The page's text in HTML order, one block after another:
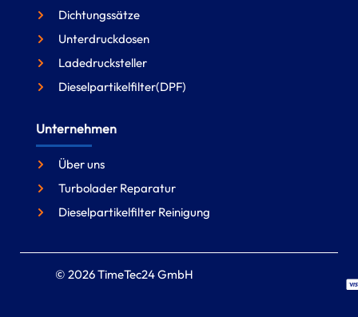
Dichtungssätze
Unterdruckdosen
Ladedrucksteller
Dieselpartikelfilter(DPF)
Unternehmen
Über uns
Turbolader Reparatur
Dieselpartikelfilter Reinigung
© 2026 TimeTec24 GmbH